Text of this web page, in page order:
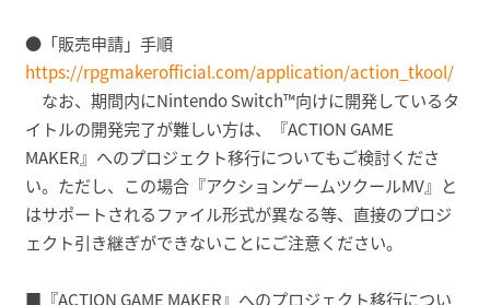
●「販売申請」手順
https://rpgmakerofficial.com/application/action_tkool/
なお、期間内にNintendo Switch™向けに開発しているタ
イトルの開発完了が難しい方は、『ACTION GAME
MAKER』へのプロジェクト移行についてもご検討くださ
い。ただし、この場合『アクションゲームツクールMV』と
はサポートされるファイル形式が異なる等、直接のプロジ
ェクト引き継ぎができないことにご注意ください。
■『ACTION GAME MAKER』へのプロジェクト移行につい